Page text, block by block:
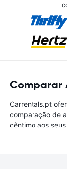
Comparar
Carrentals.pt
comparação de
cêntimo aos